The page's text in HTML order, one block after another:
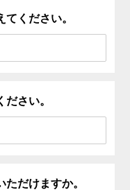
ください。
さい。
だけますか。